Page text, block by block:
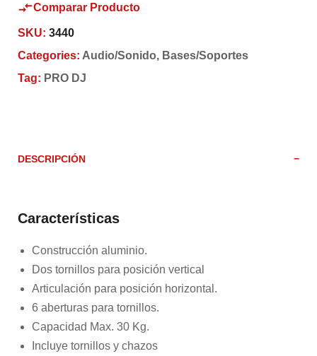
Comparar Producto
SKU: 3440
Categories: Audio/Sonido, Bases/Soportes
Tag: PRO DJ
DESCRIPCIÓN
Características
Construcción aluminio.
Dos tornillos para posición vertical
Articulación para posición horizontal.
6 aberturas para tornillos.
Capacidad Max. 30 Kg.
Incluye tornillos y chazos